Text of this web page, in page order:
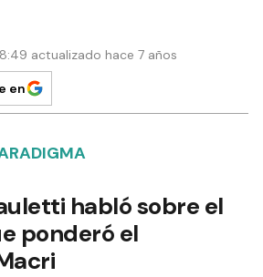
actualizado hace 7 años
en
habló sobre el
ponderó el